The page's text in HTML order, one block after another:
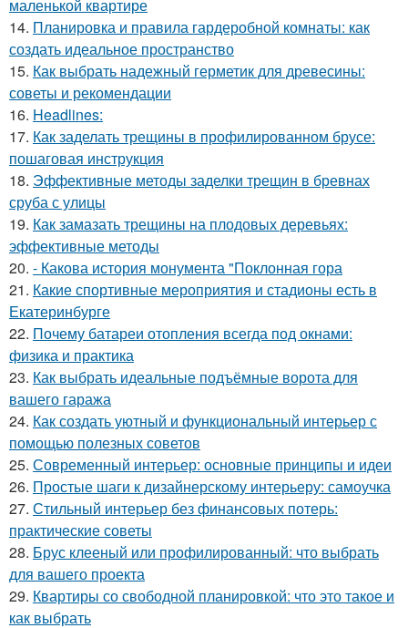
маленькой квартире
14. Планировка и правила гардеробной комнаты: как
создать идеальное пространство
15. Как выбрать надежный герметик для древесины:
советы и рекомендации
16. Headlines:
17. Как заделать трещины в профилированном брусе:
пошаговая инструкция
18. Эффективные методы заделки трещин в бревнах
сруба с улицы
19. Как замазать трещины на плодовых деревьях:
эффективные методы
20. - Какова история монумента "Поклонная гора
21. Какие спортивные мероприятия и стадионы есть в
Екатеринбурге
22. Почему батареи отопления всегда под окнами:
физика и практика
23. Как выбрать идеальные подъёмные ворота для
вашего гаража
24. Как создать уютный и функциональный интерьер с
помощью полезных советов
25. Современный интерьер: основные принципы и идеи
26. Простые шаги к дизайнерскому интерьеру: самоучка
27. Стильный интерьер без финансовых потерь:
практические советы
28. Брус клееный или профилированный: что выбрать
для вашего проекта
29. Квартиры со свободной планировкой: что это такое и
как выбрать